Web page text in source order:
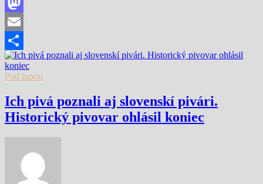
Facebook
Mastodon
Email
Share
Pod lupou
Ich pivá poznali aj slovenskí pivári.
Historický pivovar ohlásil koniec